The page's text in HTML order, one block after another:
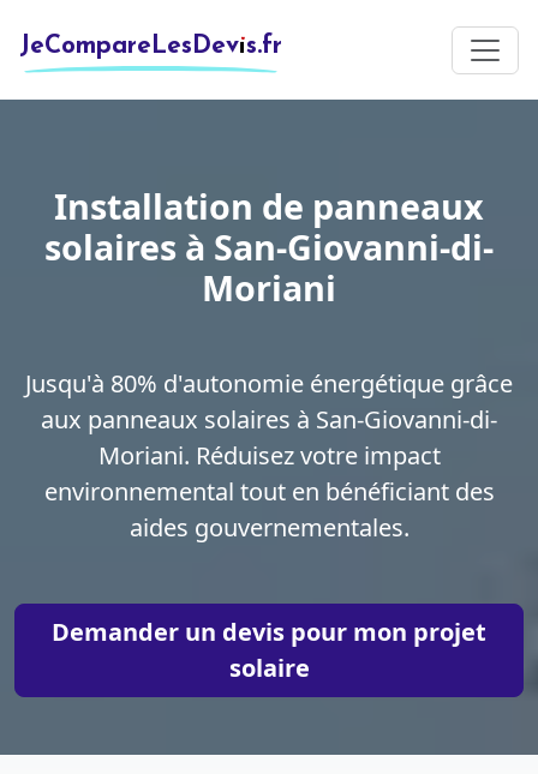
JeCompareLesDevis.fr
Installation de panneaux
solaires à San-Giovanni-di-
Moriani
Jusqu'à 80% d'autonomie énergétique grâce
aux panneaux solaires à San-Giovanni-di-
Moriani. Réduisez votre impact
environnemental tout en bénéficiant des
aides gouvernementales.
Demander un devis pour mon projet
solaire